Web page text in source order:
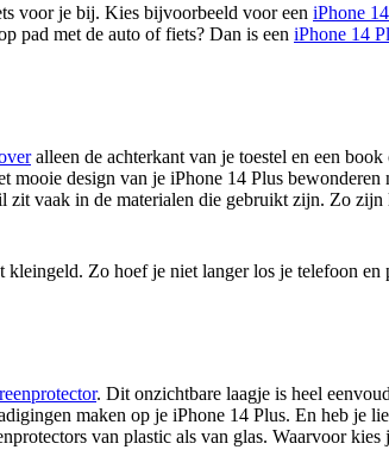
voor je bij. Kies bijvoorbeeld voor een iPhone
pad met de auto of fiets? Dan is een iPhone 14
alleen de achterkant van je toestel en een
design van je iPhone 14 Plus bewonderen
vaak in de materialen die gebruikt zijn. Zo zijn
Zo hoef je niet langer los je telefoon en
. Dit onzichtbare laagje is heel
maken op je iPhone 14 Plus. En heb je
van plastic als van glas. Waarvoor kies